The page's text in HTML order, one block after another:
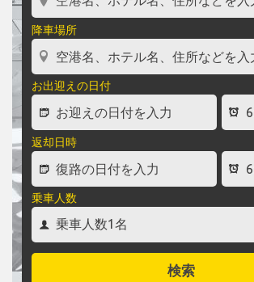
降車場所
お出迎えの日付
返却日時
乗車人数
検索